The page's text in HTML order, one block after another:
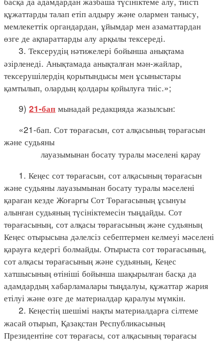
құжаттарды талап етіп алдыру және олармен танысу,
мемлекеттік органдардан, ұйымдар мен азаматтардан
өзге де ақпараттарды алу арқылы тексереді.
3. Тексерудің нәтижелері бойынша анықтама
әзірленеді. Анықтамада анықталған мән-жайлар,
тексерушілердің қорытындысы мен ұсыныстары
қамтылып, олардың қолдары қойылуға тиіс.»;
9) 21-бап мынадай редакцияда жазылсын:
«21-бап. Сот төрағасын, сот алқасының төрағасын
және судьяны
лауазымынан босату туралы мәселені қарау
1. Кеңес сот төрағасын, сот алқасының төрағасын
және судьяны лауазымынан босату туралы мәселені
қараған кезде Жоғарғы Сот Төрағасының ұсынуы
алынған судьяның түсініктемесін тыңдайды. Сот
төрағасының, сот алқасы төрағасының және судьяның
Кеңес отырысына дәлелсіз себептермен келмеуі мәселені
қарауға кедергі болмайды. Отырыста сот төрағасының,
сот алқасы төрағасының және судьяның, Кеңес
хатшысының өтініші бойынша шақырылған басқа да
адамдардың хабарламалары тыңдалуы, құжаттар жария
етілуі және өзге де материалдар қаралуы мүмкін.
2. Кеңестің шешімі нақты материалдарға сілтеме
жасай отырып, Қазақстан Республикасының
Президентіне сот төрағасы, сот алқасының төрағасы